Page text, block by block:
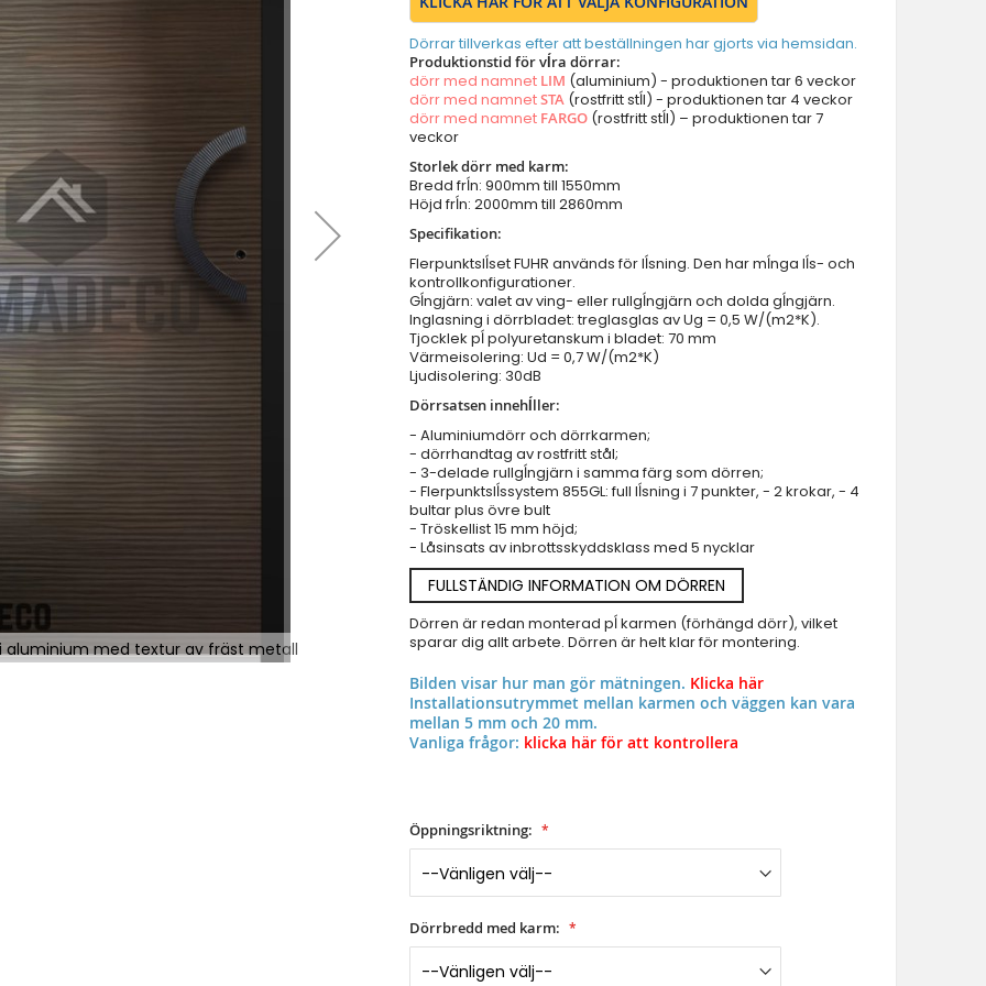
Dörrar med vänster panel
Dörrar med höger panel
Dörrar med överljus
Dörrar med vänster sidoljus
Dörrar med vänster höger sidoljus & överljus
Parytterdörrar
Parytterdörrar med vänster & höger sidoljus
Garageportar
Innerdörrar
Branddorrar
Pivothängd ytterdörr
Glas Pivothängda ytterdörrar
Entrédörr i aluminiumglas
i aluminium med textur av fräst metall LIM M16 - gångjärnsdörr i aluminium med textur av fräst
Dörrar tillverkas efter att beställningen har gjorts via hemsidan.
Produktionstid för vĺra dörrar:
dörr med namnet LIM (aluminium) - produktionen tar 6 veckor
dörr med namnetSTA (rostfritt stĺl) - produktionen tar 4 veckor
dörr med namnet FARGO (rostfritt stĺl) – produktionen tar 7
veckor
Storlek dörr med karm:
Bredd frĺn: 900mm till 1550mm
Höjd frĺn: 2000mm till 2860mm
Specifikation:
Flerpunktslĺset FUHR används för lĺsning. Den har mĺnga lĺs- och
kontrollkonfigurationer.
Gĺngjärn: valet av ving- eller rullgĺngjärn och dolda gĺngjärn.
Inglasning i dörrbladet: treglasglas av Ug = 0,5 W/(m2*K).
Tjocklek pĺ polyuretanskum i bladet: 70 mm
Värmeisolering: Ud = 0,7 W/(m2*K)
Ljudisolering: 30dB
Dörrsatsen innehĺller:
- Aluminiumdörr och dörrkarmen;
- dörrhandtag av rostfritt stål;
- 3-delade rullgĺngjärn i samma färg som dörren;
- Flerpunktslĺssystem 855GL: full lĺsning i 7 punkter, - 2 krokar, - 4
bultar plus övre bult
- Tröskellist 15 mm höjd;
- Låsinsats av inbrottsskyddsklass med 5 nycklar
FULLSTÄNDIG INFORMATION OM DÖRREN
Dörren är redan monterad pĺ karmen (förhängd dörr), vilket
sparar dig allt arbete. Dörren är helt klar för montering.
Bilden visar hur man gör mätningen. Klicka här
Installationsutrymmet mellan karmen och väggen kan vara
mellan 5 mm och 20 mm.
Vanliga frågor: klicka här för att kontrollera
Öppningsriktning:
Dörrbredd med karm: